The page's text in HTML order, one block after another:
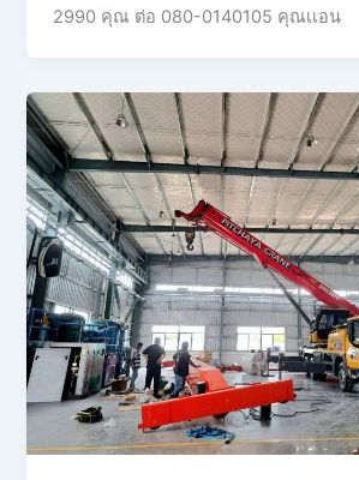
2990 คุณ ต่อ 080-0140105 คุณเเอน